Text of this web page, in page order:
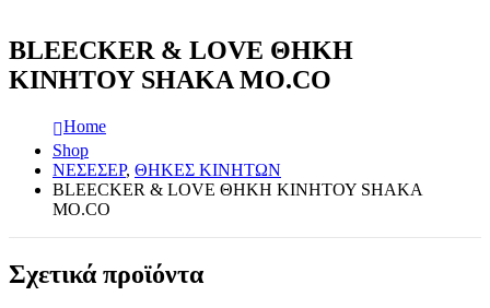
BLEECKER & LOVE ΘΗΚΗ
ΚΙΝΗΤΟΥ SHAKA MO.CO
Home
Shop
ΝΕΣΕΣΕΡ, ΘΗΚΕΣ ΚΙΝΗΤΩΝ
BLEECKER & LOVE ΘΗΚΗ ΚΙΝΗΤΟΥ SHAKA
MO.CO
Σχετικά προϊόντα